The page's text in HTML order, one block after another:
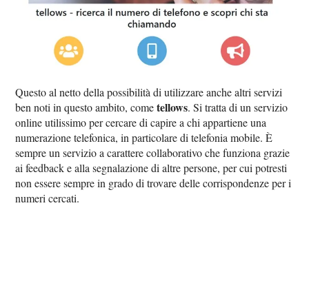
Questo al netto della possibilità di utilizzare anche altri servizi
ben noti in questo ambito, cometellows. Si tratta di un servizio
online utilissimo per cercare di capire a chi appartiene una
numerazione telefonica, in particolare di telefonia mobile. È
sempre un servizio a carattere collaborativo che funziona grazie
ai feedback e alla segnalazione di altre persone, per cui potresti
non essere sempre in grado di trovare delle corrispondenze per i
numeri cercati.